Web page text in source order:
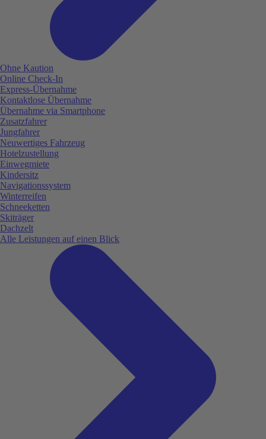
Ohne Kaution
Online Check-In
Express-Übernahme
Kontaktlose Übernahme
Übernahme via Smartphone
Zusatzfahrer
Jungfahrer
Neuwertiges Fahrzeug
Hotelzustellung
Einwegmiete
Kindersitz
Navigationssystem
Winterreifen
Schneeketten
Skiträger
Dachzelt
Alle Leistungen auf einen Blick